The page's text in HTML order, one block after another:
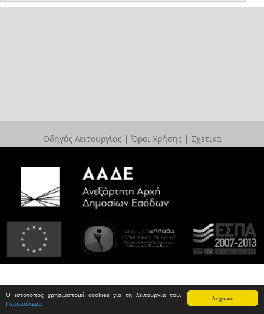
Δέχομαι
Ο ιστότοπος χρησιμοποιεί cookies για τη λειτουργία του.
Περισσότερα
Οδηγός Λειτουργίας | Όροι Χρήσης | Σχετικά